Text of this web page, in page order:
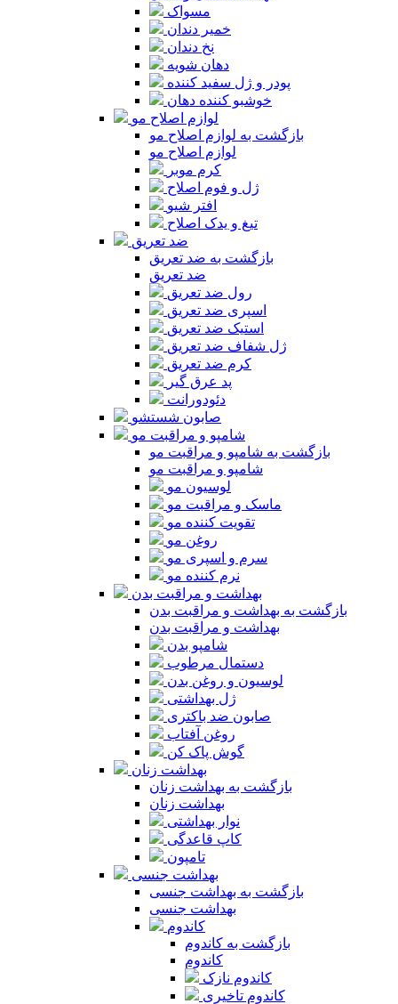
مسواک
خمیر دندان
نخ دندان
دهان شویه
پودر و ژل سفید کننده
خوشبو کننده دهان
لوازم اصلاح مو
بازگشت به لوازم اصلاح مو
لوازم اصلاح مو
کرم موبر
ژل و فوم اصلاح
افتر شیو
تیغ و یدک اصلاح
ضد تعریق
بازگشت به ضد تعریق
ضد تعریق
رول ضد تعریق
اسپری ضد تعریق
استیک ضد تعریق
ژل شفاف ضد تعریق
کرم ضد تعریق
پد عرق گیر
دئودورانت
صابون شستشو
شامپو و مراقبت مو
بازگشت به شامپو و مراقبت مو
شامپو و مراقبت مو
لوسیون مو
ماسک و مراقبت مو
تقویت کننده مو
روغن مو
سرم و اسپری مو
نرم کننده مو
بهداشت و مراقبت بدن
بازگشت به بهداشت و مراقبت بدن
بهداشت و مراقبت بدن
شامپو بدن
دستمال مرطوب
لوسیون و روغن بدن
ژل بهداشتی
صابون ضد باکتری
روغن آفتاب
گوش پاک کن
بهداشت زنان
بازگشت به بهداشت زنان
بهداشت زنان
نوار بهداشتی
کاپ قاعدگی
تامپون
بهداشت جنسی
بازگشت به بهداشت جنسی
بهداشت جنسی
کاندوم
بازگشت به کاندوم
کاندوم
کاندوم نازک
کاندوم تاخیری